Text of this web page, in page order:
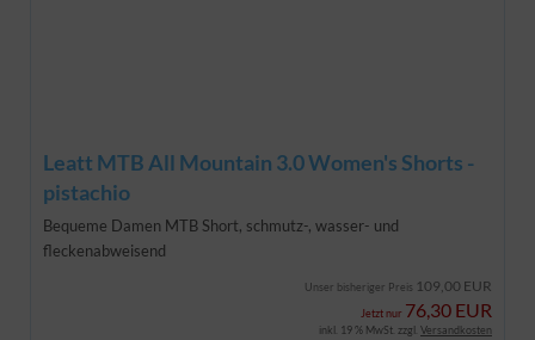
Leatt MTB All Mountain 3.0 Women's Shorts -
pistachio
Bequeme Damen MTB Short, schmutz-, wasser- und
fleckenabweisend
Unser bisheriger Preis 109,00 EUR
Jetzt nur 76,30 EUR
inkl. 19 % MwSt. zzgl. Versandkosten